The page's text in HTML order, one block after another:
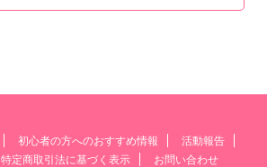
初心者の方へのおすすめ情報
活動報告
特定商取引法に基づく表示 お問い合わせ